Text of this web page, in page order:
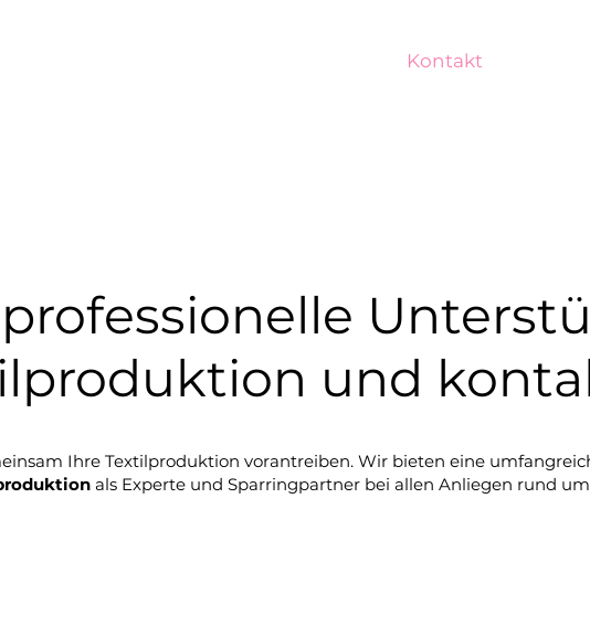
Kontakt
und
Ihre Textilproduktion vorantreiben. Wir bieten eine
als Experte und Sparringpartner bei allen Anliegen rund